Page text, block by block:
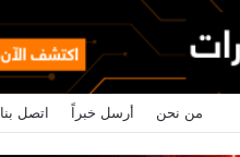
من نحن أرسل خبراً اتصل بنا